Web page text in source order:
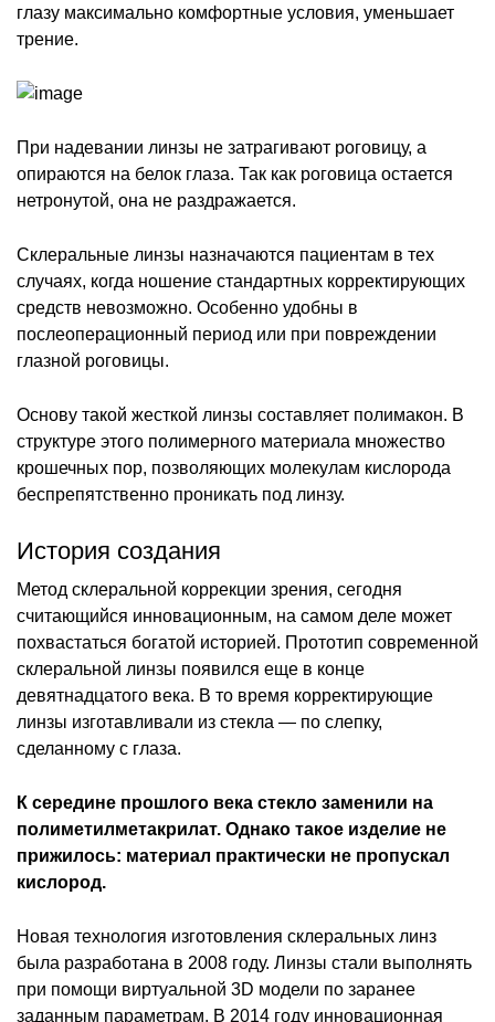
глазу максимально комфортные условия, уменьшает
трение.
При надевании линзы не затрагивают роговицу, а
опираются на белок глаза. Так как роговица остается
нетронутой, она не раздражается.
Склеральные линзы назначаются пациентам в тех
случаях, когда ношение стандартных корректирующих
средств невозможно. Особенно удобны в
послеоперационный период или при повреждении
глазной роговицы.
Основу такой жесткой линзы составляет полимакон. В
структуре этого полимерного материала множество
крошечных пор, позволяющих молекулам кислорода
беспрепятственно проникать под линзу.
История создания
Метод склеральной коррекции зрения, сегодня
считающийся инновационным, на самом деле может
похвастаться богатой историей. Прототип современной
склеральной линзы появился еще в конце
девятнадцатого века. В то время корректирующие
линзы изготавливали из стекла — по слепку,
сделанному с глаза.
К середине прошлого века стекло заменили на
полиметилметакрилат. Однако такое изделие не
прижилось: материал практически не пропускал
кислород.
Новая технология изготовления склеральных линз
была разработана в 2008 году. Линзы стали выполнять
при помощи виртуальной 3D модели по заранее
заданным параметрам. В 2014 году инновационная